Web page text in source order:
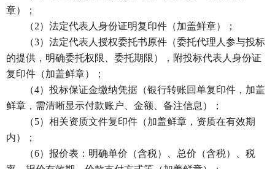
章）
；
（2）法定代表人身份证明复印件（加盖鲜章）；
（3）法定代表人授权委托书原件（委托代理人参与投标
的提供，明确委托权限、委托期限），附投标代表人身份证
复印件（加盖鲜章）；
（4）投标保证金缴纳凭据（银行转账回单复印件，加盖
鲜章，需清晰显示付款账户、金额、备注信息）；
（5）相关资质文件复印件（加盖鲜章，资质在有效期
内）；
（6）报价表：明确单价（含税）、总价（含税）、税